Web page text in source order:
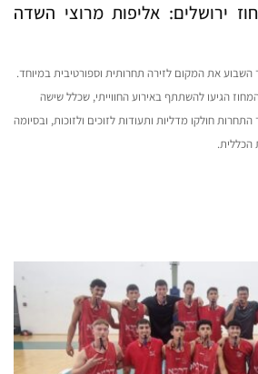
ירושלים: אליפות מרוצי השדה
השבוע את המקום לזירה תחרותית וספורטיבית במיוחד.
הגיעו להשתתף באירוע החווייתי, שכלל שישה
חולקו מדליות ותעודות לזוכים ולזוכות, ובסיומה
הכללית.